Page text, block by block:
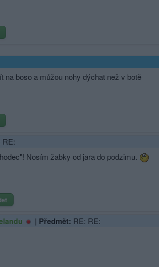
na boso a můžou nohy dýchat než v botě
RE:
Nosím žabky od jara do podzimu.
| Předmět: RE: RE: